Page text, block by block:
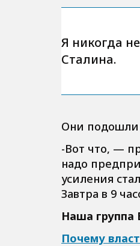
Я никогда
Сталина.
Они подошли
-Вот что, —
надо
усиления
Завтра в 9
Наша группа
Почему